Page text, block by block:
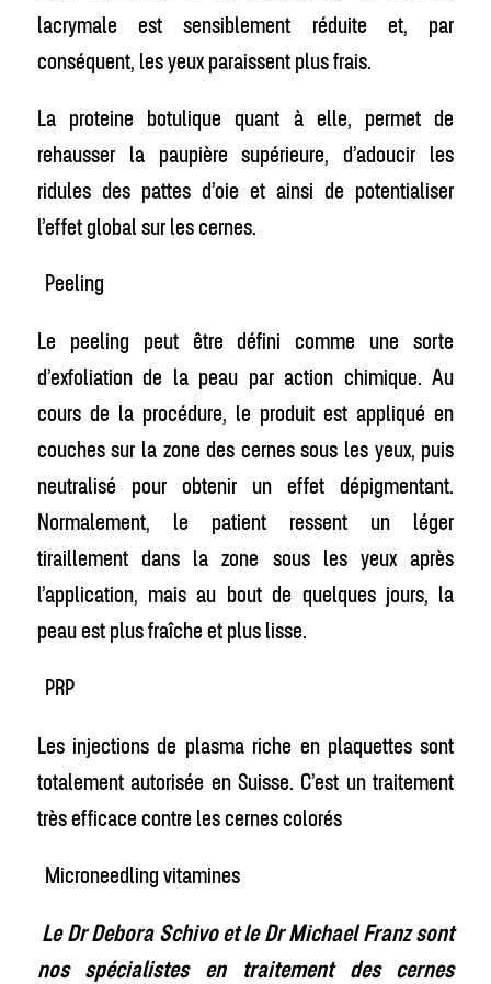
lacrymale est sensiblement réduite et, par
conséquent, les yeux paraissent plus frais.
La proteine botulique quant à elle, permet de
rehausser la paupière supérieure, d’adoucir les
ridules des pattes d’oie et ainsi de potentialiser
l’effet global sur les cernes.
Peeling
Le peeling peut être défini comme une sorte
d’exfoliation de la peau par action chimique. Au
cours de la procédure, le produit est appliqué en
couches sur la zone des cernes sous les yeux, puis
neutralisé pour obtenir un effet dépigmentant.
Normalement, le patient ressent un léger
tiraillement dans la zone sous les yeux après
l’application, mais au bout de quelques jours, la
peau est plus fraîche et plus lisse.
PRP
Les injections de plasma riche en plaquettes sont
totalement autorisée en Suisse. C’est un traitement
très efficace contre les cernes colorés
Microneedling vitamines
Le Dr Debora Schivo et le Dr Michael Franz sont
nos spécialistes en traitement des cernes